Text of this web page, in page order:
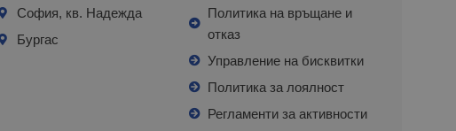
София, кв. Надежда
Бургас
Политика на връщане и
отказ
Управление на бисквитки
Политика за лоялност
Регламенти за активности